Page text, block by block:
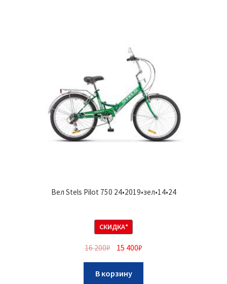
Вел Stels Pilot 750 24•2019•зел•14•24
СКИДКА*
16 200₽ 15 400₽
В корзину